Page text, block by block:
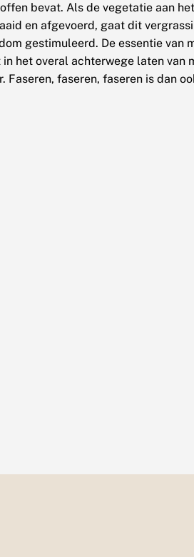
bevat. Als de vegetatie aan
en afgevoerd, gaat dit
gestimuleerd. De essentie van
het overal achterwege laten van
Faseren, faseren, faseren is dan